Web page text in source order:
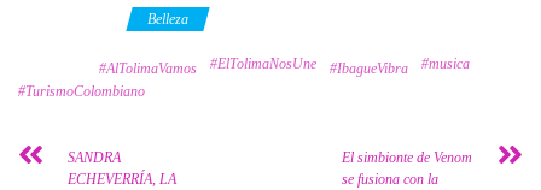
Belleza
#AlTolimaVamos #ElTolimaNosUne #IbagueVibra
#musica
#TurismoColombiano
SANDRA
ECHEVERRÍA, LA
El simbionte de Venom
se fusiona con la